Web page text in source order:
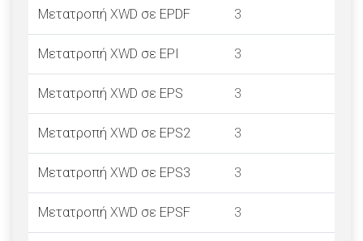
Μετατροπή XWD σε EPDF 3
Μετατροπή XWD σε EPI 3
Μετατροπή XWD σε EPS 3
Μετατροπή XWD σε EPS2 3
Μετατροπή XWD σε EPS3 3
Μετατροπή XWD σε EPSF 3